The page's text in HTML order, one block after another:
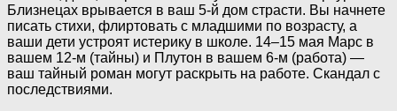
Близнецах врывается в ваш 5-й дом страсти. Вы начнете
писать стихи, флиртовать с младшими по возрасту, а
ваши дети устроят истерику в школе. 14–15 мая Марс в
вашем 12-м (тайны) и Плутон в вашем 6-м (работа) —
ваш тайный роман могут раскрыть на работе. Скандал с
последствиями.